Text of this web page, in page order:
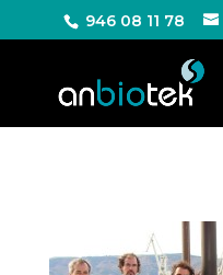
946 08 11 78